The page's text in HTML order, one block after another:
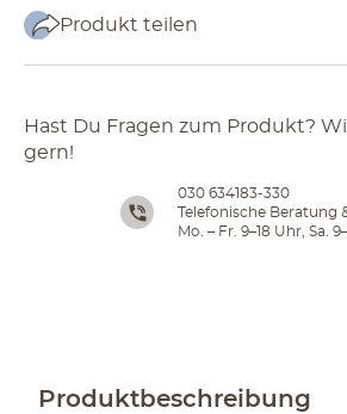
Produkt teilen
Hast Du Fragen zum Produkt?
gern!
030 634183-330
Telefonische Beratung
Mo. – Fr. 9–18 Uhr, Sa.
Produktbeschreibung